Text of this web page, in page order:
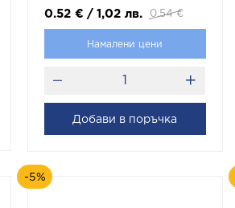
0.52 € / 1,02 лв. 0.54 €
Намалени цени
Добави в поръчка
-5%